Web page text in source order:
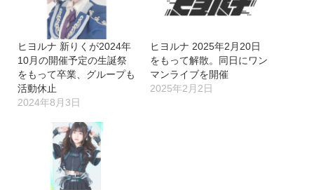
中…
ヒヨルナ 新りくが2024年
10月の開催予定の生誕祭
をもって卒業、グループも
活動休止
2024年8月3日
ヒヨルナ 2025年2月20日
をもって解散。同日にワン
マンライブを開催
2025年2月2日